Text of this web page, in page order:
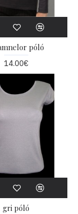
póló
14.00€
gri póló